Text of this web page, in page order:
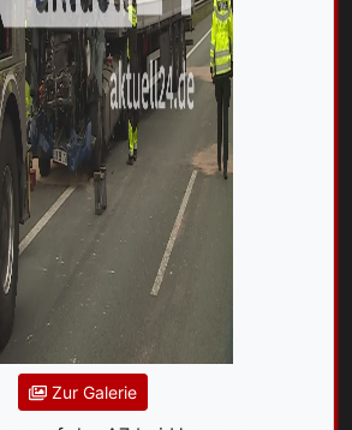
Zur Galerie